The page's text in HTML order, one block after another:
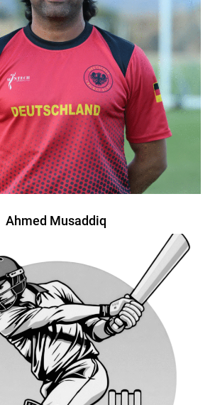
Ahmed Musaddiq